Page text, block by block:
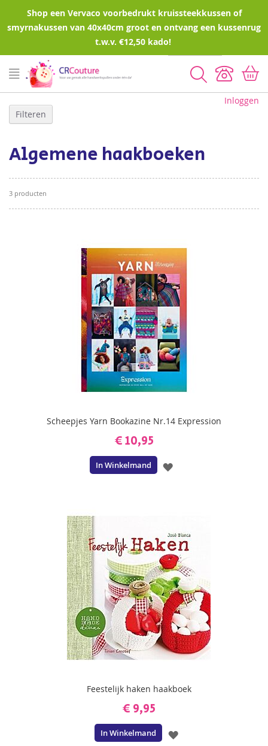
Shop een Vervaco voorbedrukt kruissteekkussen of
smyrnakussen van 40x40cm groot en ontvang een kussenrug
t.w.v. €12,50 kado!
Zoeken
Inloggen
Algemene haakboeken
3 producten
Scheepjes Yarn Bookazine Nr.14 Expression
€ 10,95
In Winkelmand
VOEG
Feestelijk haken haakboek
€ 9,95
In Winkelmand
VOEG
Filteren